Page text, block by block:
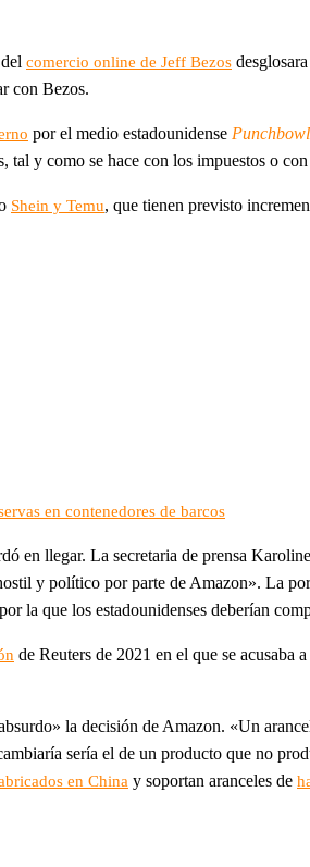
comercio online de Jeff Bezos
con Bezos.
por el medio estadounidense
y como se hace con los impuestos o
Shein y Temu, que tienen previsto
en contenedores de barcos
en llegar. La secretaria de prensa
y político por parte de Amazon». La
la que los estadounidenses deberían
de Reuters de 2021 en el que se acusaba
la decisión de Amazon. «Un
sería el de un producto que no
en China y soportan aranceles de